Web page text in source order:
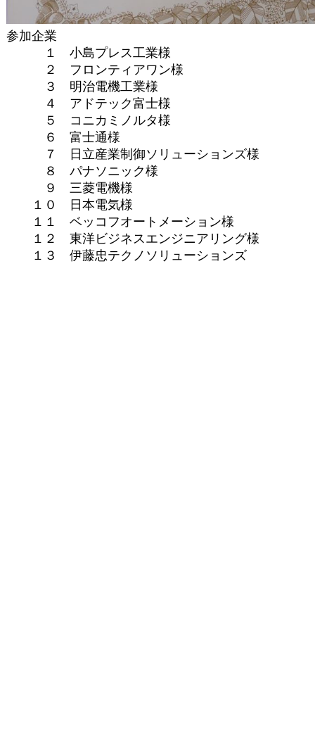
参加企業
１ 小島プレス工業様
２ フロンティアワン様
３ 明治電機工業様
４ アドテック富士様
５ コニカミノルタ様
６ 富士通様
７ 日立産業制御ソリューションズ様
８ パナソニック様
９ 三菱電機様
１０ 日本電気様
１１ ベッコフオートメーション様
１２ 東洋ビジネスエンジニアリング様
１３ 伊藤忠テクノソリューションズ